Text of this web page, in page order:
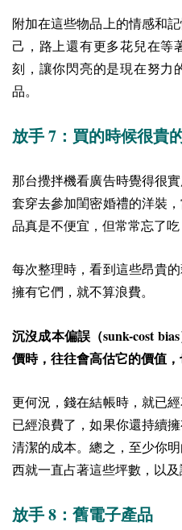
附加在這些物品上的情感和
己，路上還有更多花兒在等
刻，讓你閃亮的是現在努力
品。
放手 7 ：買的時候很貴
那台攪拌機看廣告時覺得很
套穿去參加閨密婚禮的洋裝
品真是不便宜，但常常忘了吃
每次整理時，看到這些昂貴
擁有它們，就不算浪費。
沉沒成本偏誤（sunk-cost bias
價時，往往會高估它的價值，
更何況，錢在結帳時，就已
已經浪費了，如果你還持續
清潔的成本。總之，至少你
西就一直占著這些坪數，以及
放手 8 ：舊電子產品